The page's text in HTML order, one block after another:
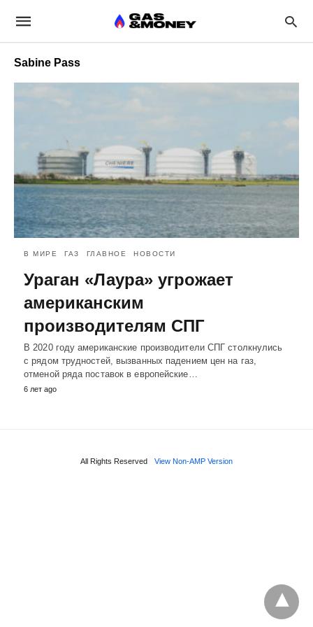
Sabine Pass
В МИРЕ ГАЗ ГЛАВНОЕ НОВОСТИ
Ураган «Лаура» угрожает
американским
производителям СПГ
В 2020 году американские производители СПГ столкнулись
с рядом трудностей, вызванных падением цен на газ,
отменой ряда поставок в европейские…
6 лет ago
All Rights Reserved View Non-AMP Version